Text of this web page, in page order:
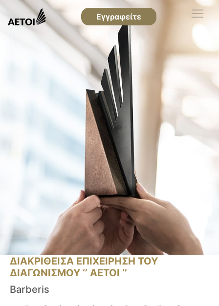
Εγγραφείτε
ΔΙΑΚΡΙΘΕΙΣΑ ΕΠΙΧΕΙΡΗΣΗ ΤΟΥ
ΔΙΑΓΩΝΙΣΜΟΥ ‘’ ΑΕΤΟΙ ‘’
Barberis